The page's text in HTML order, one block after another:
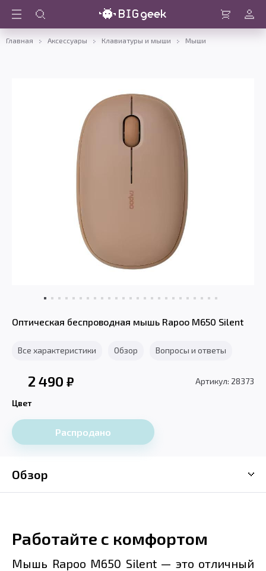
Войти
Главная Аксессуары Клавиатуры и мыши Мыши
Оптическая беспроводная мышь Rapoo M650 Silent
Все характеристики Обзор Вопросы и ответы
2 490 ₽ Артикул: 28373
Цвет
Распродано
Обзор
Работайте с комфортом
Мышь Rapoo M650 Silent — это отличный